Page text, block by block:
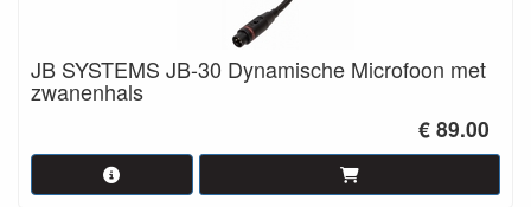
JB SYSTEMS JB-30 Dynamische Microfoon met
zwanenhals
€ 89.00